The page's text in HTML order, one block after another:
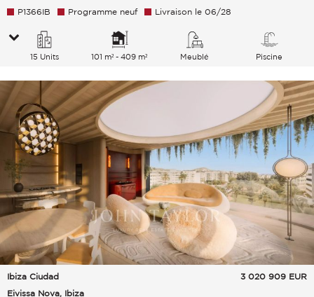
P1366IB
Programme neuf Livraison le 06/28
15 Units 101 m² - 409 m² Meublé Piscine
Ibiza Ciudad
Eivissa Nova, Ibiza
3 020 909 EUR